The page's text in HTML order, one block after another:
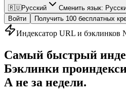
🇷🇺Русский Сменить язык:
Войти
Получить 100 бесплатных
Индексатор URL и бэклинков
Самый быстрый
Бэклинки
А не за недели.